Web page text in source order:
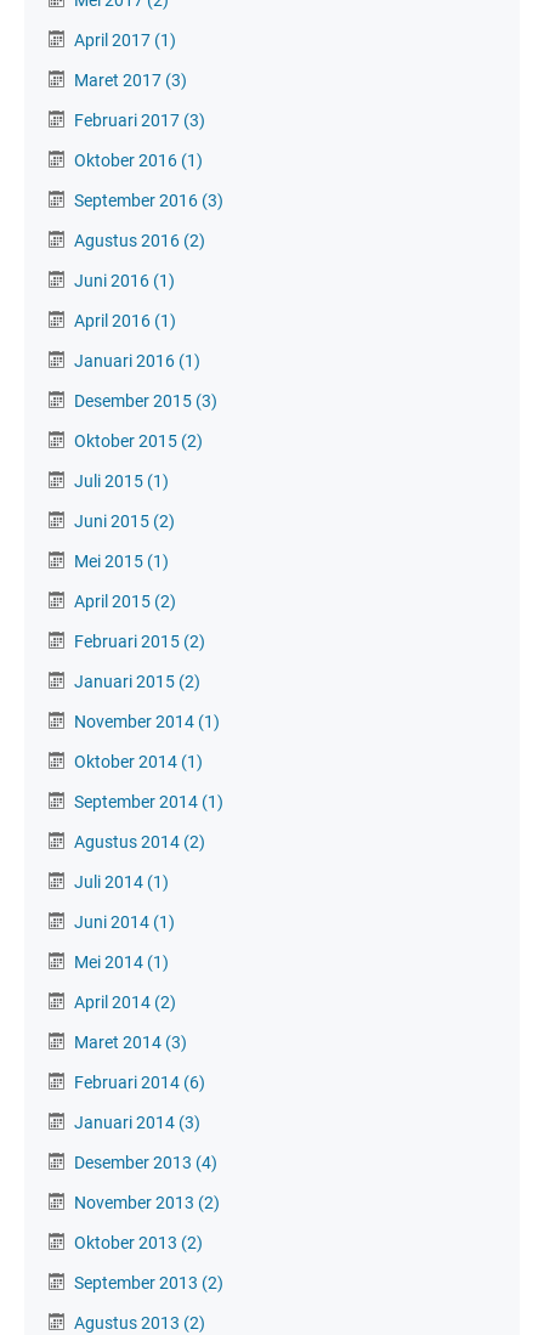
April 2017 (1)
Maret 2017 (3)
Februari 2017 (3)
Oktober 2016 (1)
September 2016 (3)
Agustus 2016 (2)
Juni 2016 (1)
April 2016 (1)
Januari 2016 (1)
Desember 2015 (3)
Oktober 2015 (2)
Juli 2015 (1)
Juni 2015 (2)
Mei 2015 (1)
April 2015 (2)
Februari 2015 (2)
Januari 2015 (2)
November 2014 (1)
Oktober 2014 (1)
September 2014 (1)
Agustus 2014 (2)
Juli 2014 (1)
Juni 2014 (1)
Mei 2014 (1)
April 2014 (2)
Maret 2014 (3)
Februari 2014 (6)
Januari 2014 (3)
Desember 2013 (4)
November 2013 (2)
Oktober 2013 (2)
September 2013 (2)
Agustus 2013 (2)